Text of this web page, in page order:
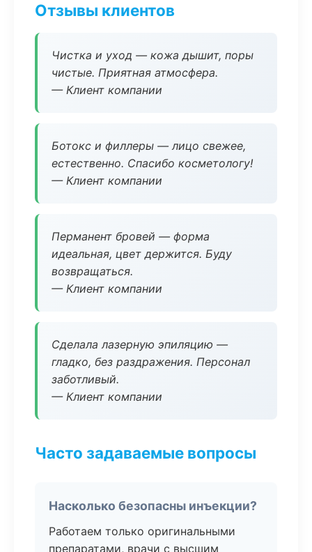
Отзывы клиентов
Чистка и уход — кожа дышит, поры
чистые. Приятная атмосфера.
— Клиент компании
Ботокс и филлеры — лицо свежее,
естественно. Спасибо косметологу!
— Клиент компании
Перманент бровей — форма
идеальная, цвет держится. Буду
возвращаться.
— Клиент компании
Сделала лазерную эпиляцию —
гладко, без раздражения. Персонал
заботливый.
— Клиент компании
Часто задаваемые вопросы
Насколько безопасны инъекции?
Работаем только оригинальными
препаратами, врачи с высшим